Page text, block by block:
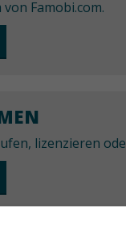
Famobi.com.
lizenzieren